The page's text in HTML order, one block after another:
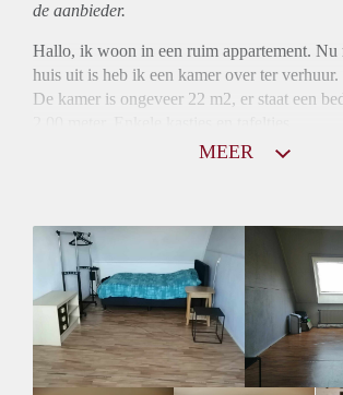
de aanbieder.
Hallo, ik woon in een ruim appartement. Nu
huis uit is heb ik een kamer over ter verhuur.
De kamer is ongeveer 22 m2, er staat een
In overleg kan er een tv en bankstel geplaatst
MEER